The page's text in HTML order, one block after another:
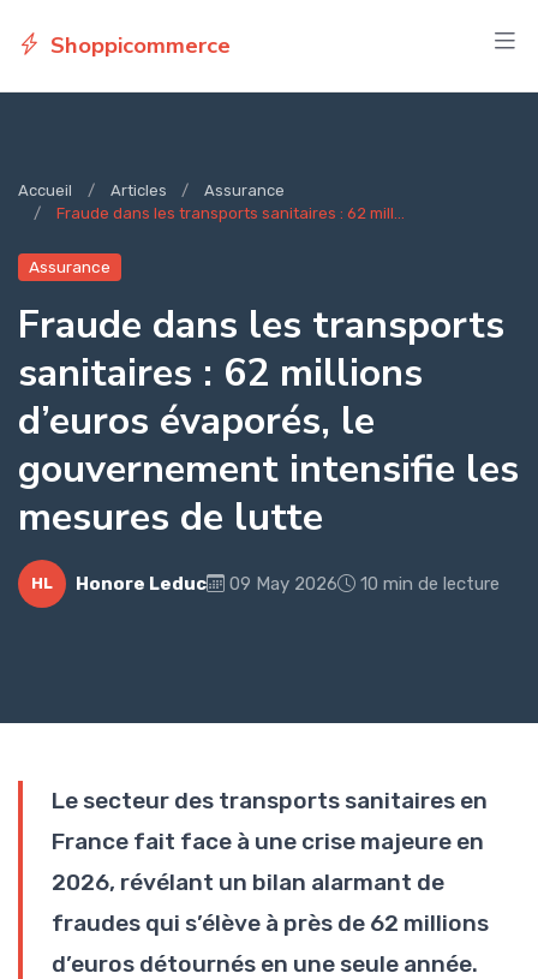
Shoppicommerce
Accueil Articles
Assurance
Fraude dans les transports sanitaires : 62 mill...
Assurance
Fraude dans les transports
sanitaires : 62 millions
d’euros évaporés, le
gouvernement intensifie les
mesures de lutte
HL Honore Leduc 09 May 2026 10 min de lecture
Le secteur des transports sanitaires en
France fait face à une crise majeure en
2026, révélant un bilan alarmant de
fraudes qui s’élève à près de 62 millions
d’euros détournés en une seule année.